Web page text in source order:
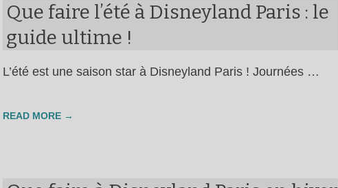
Que faire l’été à Disneyland Paris : le
guide ultime !
L’été est une saison star à Disneyland Paris ! Journées …
READ MORE →